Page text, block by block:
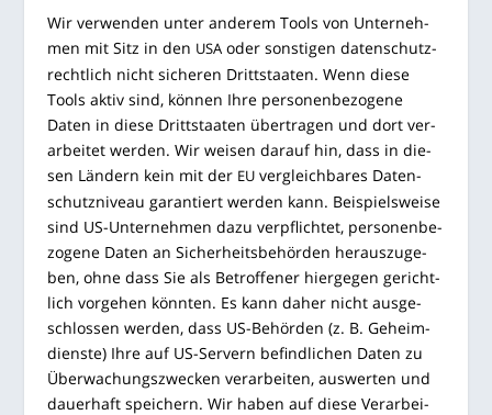
Wir ver­wen­den unter ande­rem Tools von Unter­neh­
men mit Sitz in den USAoder sons­ti­gen daten­schutz­
recht­lich nicht siche­ren Dritt­staa­ten. Wenn die­se
Tools aktiv sind, kön­nen Ihre per­so­nen­be­zo­ge­ne
Daten in die­se Dritt­staa­ten über­tra­gen und dort ver­
ar­bei­tet wer­den. Wir wei­sen dar­auf hin, dass in die­
sen Län­dern kein mit der EUver­gleich­ba­res Daten­
schutz­ni­veau garan­tiert wer­den kann. Bei­spiels­wei­se
sind US-Unter­neh­men dazu ver­pflich­tet, per­so­nen­be­
zo­ge­ne Daten an Sicher­heits­be­hör­den her­aus­zu­ge­
ben, ohne dass Sie als Betrof­fe­ner hier­ge­gen gericht­
lich vor­ge­hen könn­ten. Es kann daher nicht aus­ge­
schlos­sen wer­den, dass US-Behör­den (z. B. Geheim­
diens­te) Ihre auf US-Ser­vern befind­li­chen Daten zu
Über­wa­chungs­zwe­cken ver­ar­bei­ten, aus­wer­ten und
dau­er­haft spei­chern. Wir haben auf die­se Ver­ar­bei­